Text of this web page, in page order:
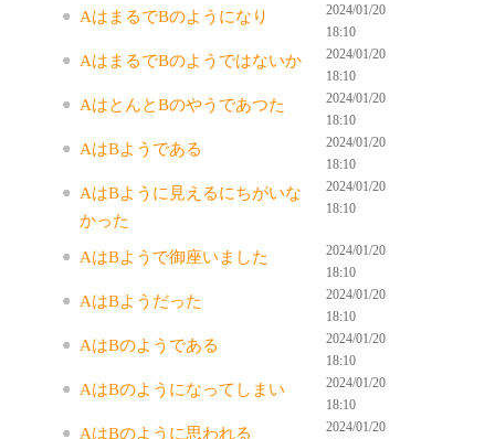
AはまるでBのようになり
2024/01/20
18:10
AはまるでBのようではないか
2024/01/20
18:10
AはとんとBのやうであつた
2024/01/20
18:10
AはBようである
2024/01/20
18:10
AはBように見えるにちがいな
かった
2024/01/20
18:10
AはBようで御座いました
2024/01/20
18:10
AはBようだった
2024/01/20
18:10
AはBのようである
2024/01/20
18:10
AはBのようになってしまい
2024/01/20
18:10
AはBのように思われる
2024/01/20